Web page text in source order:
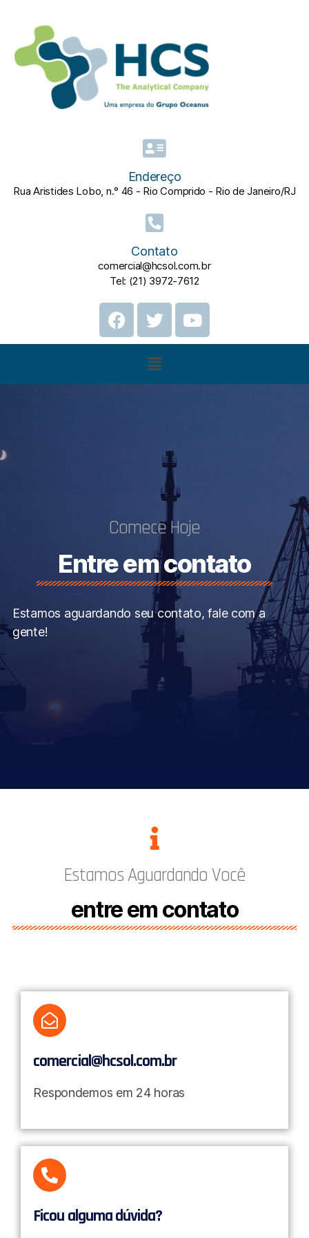
Endereço
Rua Aristides Lobo, n.° 46 - Rio Comprido - Rio de Janeiro/RJ
Contato
comercial@hcsol.com.br
Tel: (21) 3972-7612
Comece Hoje
Entre em contato
Estamos aguardando seu contato, fale com a
gente!
Estamos Aguardando Você
entre em contato
comercial@hcsol.com.br​
Respondemos em 24 horas
Ficou alguma dúvida?